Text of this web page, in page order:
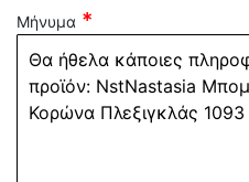
Μήνυμα